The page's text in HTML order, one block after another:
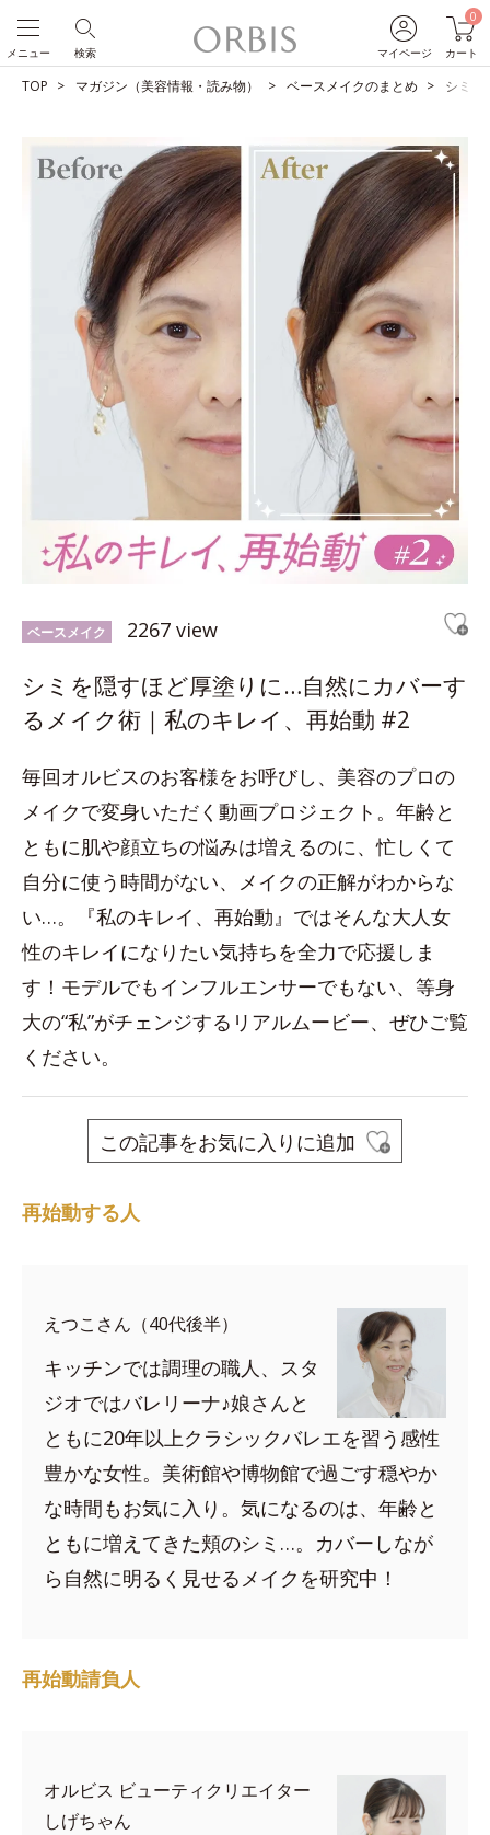
マイページ
0
カート
検索
メニュー
TOP マガジン（美容情報・読み物） ベースメイクのまとめ シミを
ベースメイク 2267 view
シミを隠すほど厚塗りに…自然にカバーす
るメイク術｜私のキレイ、再始動 #2
毎回オルビスのお客様をお呼びし、美容のプロの
メイクで変身いただく動画プロジェクト。年齢と
ともに肌や顔立ちの悩みは増えるのに、忙しくて
自分に使う時間がない、メイクの正解がわからな
い…。『私のキレイ、再始動』ではそんな大人女
性のキレイになりたい気持ちを全力で応援しま
す！モデルでもインフルエンサーでもない、等身
大の“私”がチェンジするリアルムービー、ぜひご覧
ください。
この記事をお気に入りに追加
再始動する人
えつこさん（40代後半）
キッチンでは調理の職人、スタ
ジオではバレリーナ♪娘さんと
ともに20年以上クラシックバレエを習う感性
豊かな女性。美術館や博物館で過ごす穏やか
な時間もお気に入り。気になるのは、年齢と
ともに増えてきた頬のシミ…。カバーしなが
ら自然に明るく見せるメイクを研究中！
再始動請負人
オルビス ビューティクリエイター
しげちゃん